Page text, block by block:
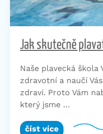
Jak skutečně
Naše plavecká
zdravotní a naučí
zdraví. Proto Vám
který jsme …
číst více